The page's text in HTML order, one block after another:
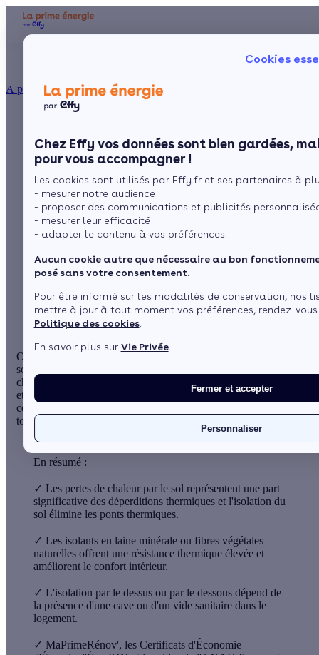
Cookies
Chez Effy vos données sont bien gardées,
pour vous accompagner !
Les cookies sont utilisés par Effy.fr et ses partenaires à
- mesurer notre audience
- proposer des communications et publicités
- mesurer leur efficacité
- adapter le contenu à vos préférences.
Aucun cookie autre que nécessaire au bon
posé sans votre consentement.
Pour être informé sur les modalités de conservation, nos
mettre à jour à tout moment vos préférences, rendez-
Politique des cookies.
En savoir plus sur Vie Privée.
Fermer et accepter
Personnaliser
À propos
Le concept
Comment l'obtenir ?
Chauffage
Poêle à
Pour tout savoir sur
l’isolation du sol
parL’équipe de rédaction 4 min de lecture
Sommaire
Quels isolants choisir pour cette opération
Voir plus
On ne réalise pas toujours que les
sol
chauffage. Un
est plus sujet aux ponts thermiques
et aux ennuis découlant de l’humidité. L’isolation du sol
constitue donc le moyen par excellence d’éviter ces problèmes
tout en économisant.
En résumé :
✓ Les pertes de chaleur par le sol représentent une part
significative des déperditions thermiques et l'isolation du
sol élimine les ponts thermiques.
✓ Les isolants en laine minérale ou fibres végétales
naturelles offrent une résistance thermique élevée et
améliorent le confort intérieur.
✓ L'isolation par le dessus ou par le dessous dépend de
la présence d'une cave ou d'un vide sanitaire dans le
logement.
✓ MaPrimeRénov', les Certificats d'Économie